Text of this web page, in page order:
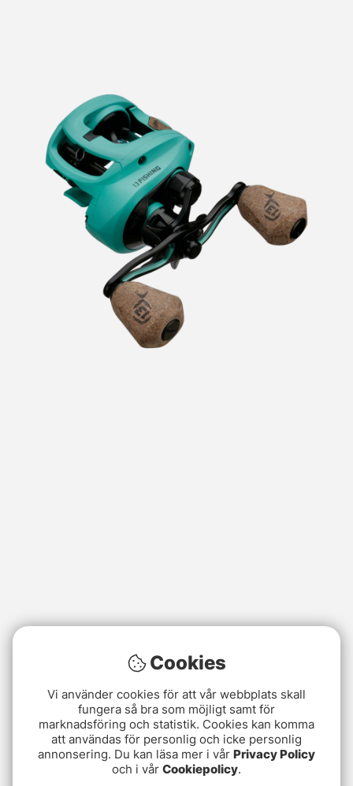
Cookies
Vi använder cookies för att vår webbplats skall
fungera så bra som möjligt samt för
marknadsföring och statistik. Cookies kan komma
att användas för personlig och icke personlig
annonsering. Du kan läsa mer i vår Privacy Policy
och i vår Cookiepolicy.